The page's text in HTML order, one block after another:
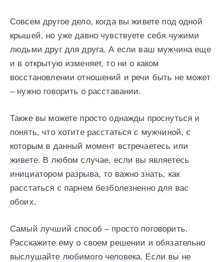
Совсем другое дело, когда вы живете под одной
крышей, но уже давно чувствуете себя чужими
людьми друг для друга. А если ваш мужчина еще
и в открытую изменяет, то ни о каком
восстановлении отношений и речи быть не может
– нужно говорить о расставании.
Также вы можете просто однажды проснуться и
понять, что хотите расстаться с мужчиной, с
которым в данный момент встречаетесь или
живете. В любом случае, если вы являетесь
инициатором разрыва, то важно знать, как
расстаться с парнем безболезненно для вас
обоих.
Самый лучший способ – просто поговорить.
Расскажите ему о своем решении и обязательно
выслушайте любимого человека. Если вы не